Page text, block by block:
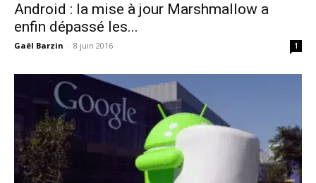
Android : la mise à jour Marshmallow a
enfin dépassé les...
Gaël Barzin - 8 juin 2016 1